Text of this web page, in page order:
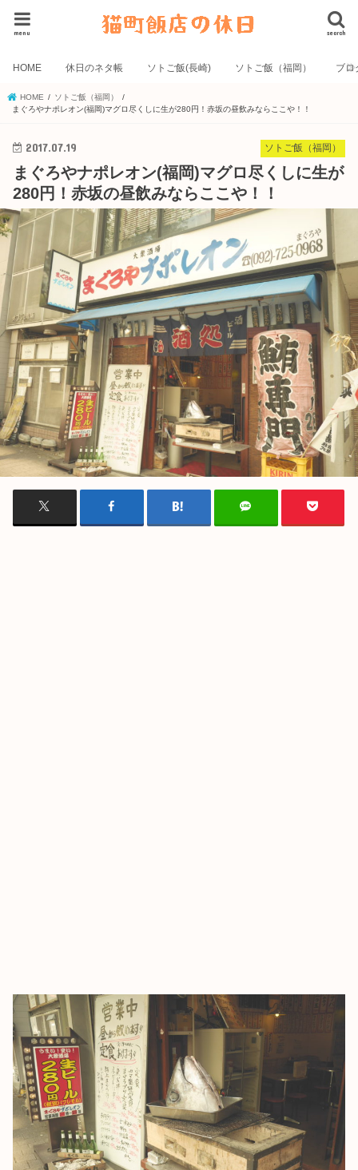
search
menu
HOME 休日のネタ帳 ソトご飯(長崎) ソトご飯（福岡） ブロ
HOME
ソトご飯（福岡）
まぐろやナポレオン(福岡)マグロ尽くしに生が280円！赤坂の昼飲みならここや！！
ソトご飯（福岡）
2017.07.19
まぐろやナポレオン(福岡)マグロ尽くしに生が
280円！赤坂の昼飲みならここや！！